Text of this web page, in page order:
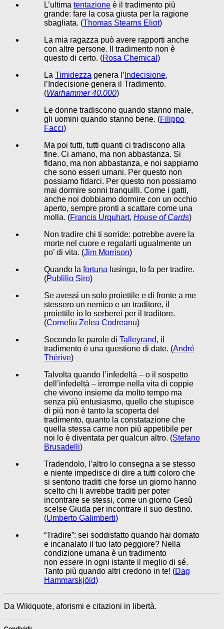
L’ultima tentazione è il tradimento più
grande: fare la cosa giusta per la ragione
sbagliata. (Thomas Stearns Eliot)
La mia ragazza può avere rapporti anche
con altre persone. Il tradimento non è
questo di certo. (Rosa Chemical )
La Timidezza genera l’ Indecisione,
l’Indecisione genera il Tradimento.
(Warhammer 40.000)
Le donne tradiscono quando stanno male,
gli uomini quando stanno bene. (Filippo
Facci)
Ma poi tutti, tutti quanti ci tradiscono alla
fine. Ci amano, ma non abbastanza. Si
fidano, ma non abbastanza, e noi sappiamo
che sono esseri umani. Per questo non
possiamo fidarci. Per questo non possiamo
mai dormire sonni tranquilli. Come i gatti,
anche noi dobbiamo dormire con un occhio
aperto, sempre pronti a scattare come una
molla. (Francis Urquhart, House of Cards)
Non tradire chi ti sorride: potrebbe avere la
morte nel cuore e regalarti ugualmente un
po’ di vita. (Jim Morrison)
Quando la fortuna lusinga, lo fa per tradire.
(Publilio Siro)
Se avessi un solo proiettile e di fronte a me
stessero un nemico e un traditore, il
proiettile io lo serberei per il traditore.
(Corneliu Zelea Codreanu)
Secondo le parole di Talleyrand, il
tradimento è una questione di date. (André
Thérive)
Talvolta quando l’infedeltà – o il sospetto
dell’infedeltà – irrompe nella vita di coppie
che vivono insieme da molto tempo ma
senza più entusiasmo, quello che stupisce
di più non è tanto la scoperta del
tradimento, quanto la constatazione che
quella stessa carne non più appetibile per
noi lo è diventata per qualcun altro. (Stefano
Brusadelli)
Tradendolo, l’altro lo consegna a se stesso
e niente impedisce di dire a tutti coloro che
si sentono traditi che forse un giorno hanno
scelto chi li avrebbe traditi per poter
incontrare se stessi, come un giorno Gesù
scelse Giuda per incontrare il suo destino.
(Umberto Galimberti)
“Tradire”: sei soddisfatto quando hai domato
e incanalato il tuo lato peggiore? Nella
condizione umana è un tradimento
non essere in ogni istante il meglio di sé.
Tanto più quando altri credono in te! (Dag
Hammarskjöld)
Da Wikiquote, aforismi e citazioni in libertà.